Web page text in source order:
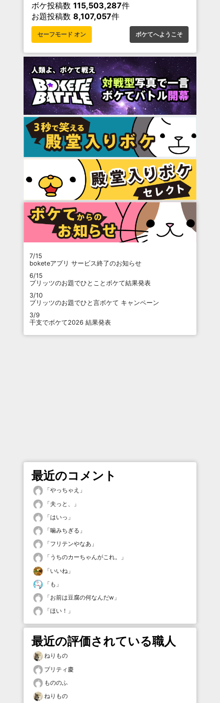
ボケ投稿数 115,503,287件
お題投稿数 8,107,057件
セーフモード オン ボケてへようこそ
7/15
boketeアプリ サービス終了のお知らせ
6/15
プリッツのお題でひとことボケて結果発表
3/10
プリッツのお題でひと言ボケて キャンペーン
3/9
干支でボケて2026 結果発表
最近のコメント
「やっちゃえ 」
「夫っと、
」
「はいっ 」
「噛みちぎる 」
「フリテンやなあ 」
「 うちのカーちゃんがこれ。
」
「いいね 」
「 も 」
「お前は豆腐の何なんだw 」
「ほい！ 」
最近の評価されている職人
ねりもの
プリティ慶
もののふ
ねりもの